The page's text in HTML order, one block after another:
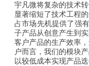
宇凡微将复杂的技术
显著缩短了技术工程
占市场先机提供了强
子产品从创意产生到
客户产品的生产效率
户而言，我们的模块
以较低成本实现产品迭